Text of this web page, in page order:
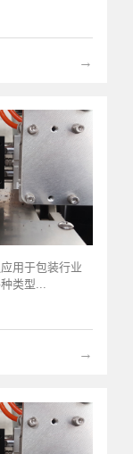
→
用于包装行业
类型...
→